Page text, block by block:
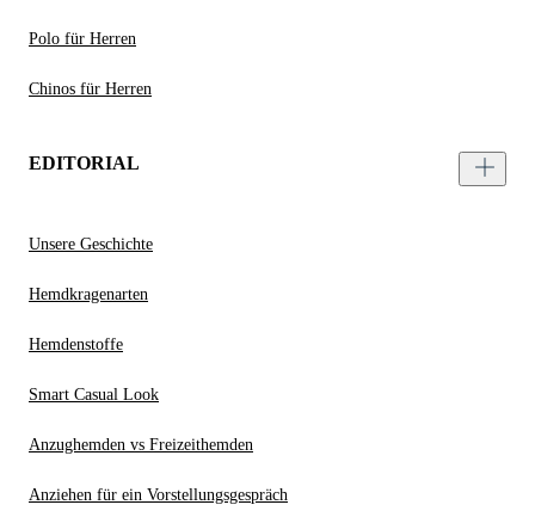
Polo für Herren
Chinos für Herren
EDITORIAL
Unsere Geschichte
Hemdkragenarten
Hemdenstoffe
Smart Casual Look
Anzughemden vs Freizeithemden
Anziehen für ein Vorstellungsgespräch